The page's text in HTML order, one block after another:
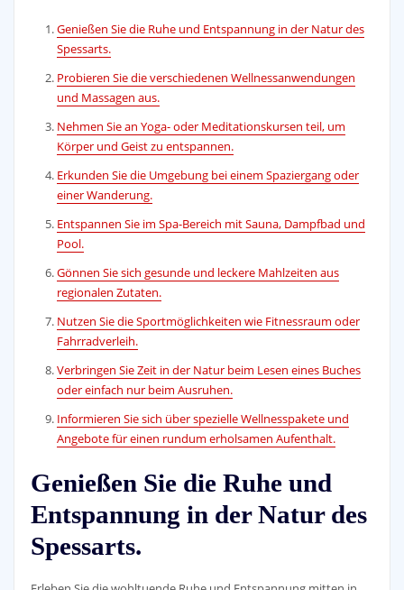
Genießen Sie die Ruhe und Entspannung in der Natur des
Spessarts.
Probieren Sie die verschiedenen Wellnessanwendungen
und Massagen aus.
Nehmen Sie an Yoga- oder Meditationskursen teil, um
Körper und Geist zu entspannen.
Erkunden Sie die Umgebung bei einem Spaziergang oder
einer Wanderung.
Entspannen Sie im Spa-Bereich mit Sauna, Dampfbad und
Pool.
Gönnen Sie sich gesunde und leckere Mahlzeiten aus
regionalen Zutaten.
Nutzen Sie die Sportmöglichkeiten wie Fitnessraum oder
Fahrradverleih.
Verbringen Sie Zeit in der Natur beim Lesen eines Buches
oder einfach nur beim Ausruhen.
Informieren Sie sich über spezielle Wellnesspakete und
Angebote für einen rundum erholsamen Aufenthalt.
Genießen Sie die Ruhe und
Entspannung in der Natur des
Spessarts.